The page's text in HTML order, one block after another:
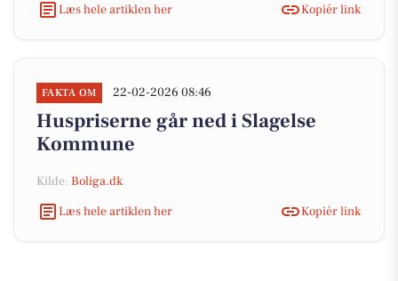
Læs hele artiklen her
Kopiér link
FAKTA OM 22-02-2026 08:46
Huspriserne går ned i Slagelse
Kommune
Kilde: Boliga.dk
Læs hele artiklen her
Kopiér link